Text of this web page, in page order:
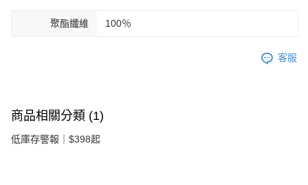
聚酯纖維 100％
客服
商品相關分類 (1)
低庫存警報｜$398起